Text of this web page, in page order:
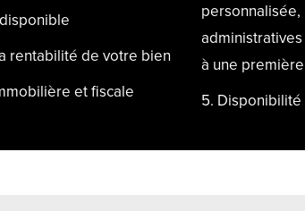
rentabilité de votre bien
et fiscale
à une
5. Disponibilité